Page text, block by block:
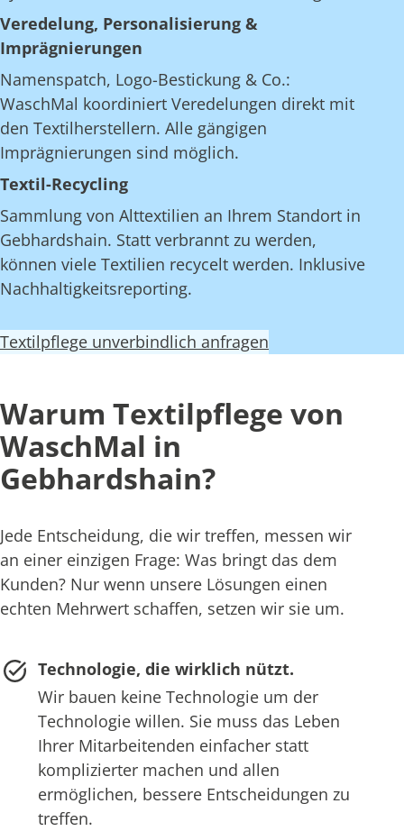
Veredelung, Personalisierung &
Imprägnierungen
Namenspatch, Logo-Bestickung & Co.:
WaschMal koordiniert Veredelungen direkt mit
den Textilherstellern. Alle gängigen
Imprägnierungen sind möglich.
Textil-Recycling
Sammlung von Alttextilien an Ihrem Standort in
Gebhardshain. Statt verbrannt zu werden,
können viele Textilien recycelt werden. Inklusive
Nachhaltigkeitsreporting.
Textilpflege unverbindlich anfragen
Warum Textilpflege von
WaschMal in
Gebhardshain?
Jede Entscheidung, die wir treffen, messen wir
an einer einzigen Frage: Was bringt das dem
Kunden? Nur wenn unsere Lösungen einen
echten Mehrwert schaffen, setzen wir sie um.
Technologie, die wirklich nützt.
Wir bauen keine Technologie um der
Technologie willen. Sie muss das Leben
Ihrer Mitarbeitenden einfacher statt
komplizierter machen und allen
ermöglichen, bessere Entscheidungen zu
treffen.